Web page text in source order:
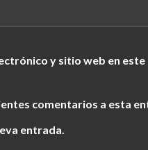
y sitio web en
comentarios a esta
entrada.